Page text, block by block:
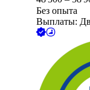
Без опыта
Выплаты: